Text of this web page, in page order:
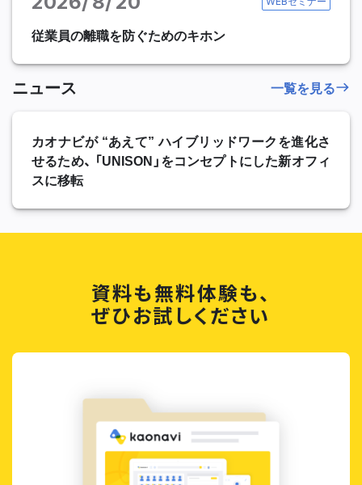
従業員の離職を防ぐためのキホン
ニュース
カオナビが “あえて” ハイブリッドワークを進化さ
せるため、 「UNISON」をコンセプトにした新オフィ
スに移転
一覧を見る
資料も無料体験も、
ぜひお試しください